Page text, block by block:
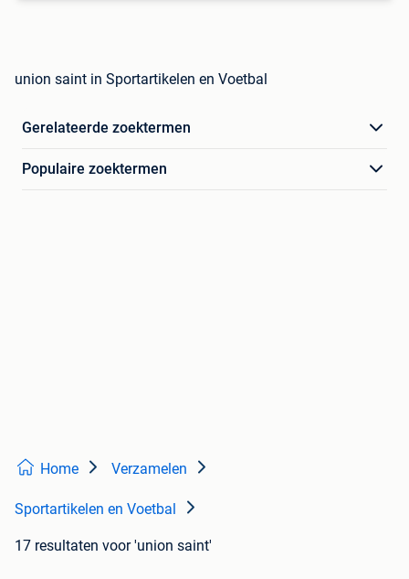
union saint in Sportartikelen en Voetbal
Gerelateerde zoektermen
Populaire zoektermen
Home Verzamelen
Sportartikelen en Voetbal
17 resultaten voor 'union saint'